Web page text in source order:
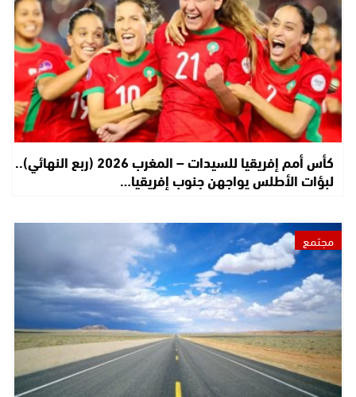
كأس أمم إفريقيا للسيدات – المغرب 2026 (ربع النهائي)..
لبؤات الأطلس يواجهن جنوب إفريقيا…
مجتمع